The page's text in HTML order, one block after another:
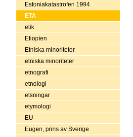
Estoniakatastrofen 1994
ETA
etik
Etiopien
Etniska minoriteter
etniska minoriteter
etnografi
etnologi
etsningar
etymologi
EU
Eugen, prins av Sverige